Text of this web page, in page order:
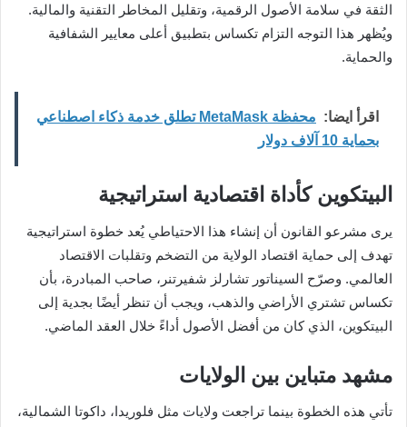
الثقة في سلامة الأصول الرقمية، وتقليل المخاطر التقنية والمالية.
ويُظهر هذا التوجه التزام تكساس بتطبيق أعلى معايير الشفافية
والحماية.
اقرأ ايضا:
محفظة MetaMask تطلق خدمة ذكاء اصطناعي
بحماية 10 آلاف دولار
البيتكوين كأداة اقتصادية استراتيجية
يرى مشرعو القانون أن إنشاء هذا الاحتياطي يُعد خطوة استراتيجية
تهدف إلى حماية اقتصاد الولاية من التضخم وتقلبات الاقتصاد
العالمي. وصرّح السيناتور تشارلز شفيرتنر، صاحب المبادرة، بأن
تكساس تشتري الأراضي والذهب، ويجب أن تنظر أيضًا بجدية إلى
البيتكوين، الذي كان من أفضل الأصول أداءً خلال العقد الماضي.
مشهد متباين بين الولايات
تأتي هذه الخطوة بينما تراجعت ولايات مثل فلوريدا، داكوتا الشمالية،